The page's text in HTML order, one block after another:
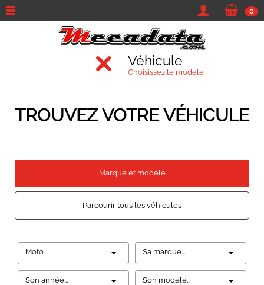
0
Véhicule
Choisissez le modèle
TROUVEZ VOTRE VÉHICULE
Marque et modèle
Parcourir tous les véhicules
Moto Sa marque...
Son année... Son modèle...